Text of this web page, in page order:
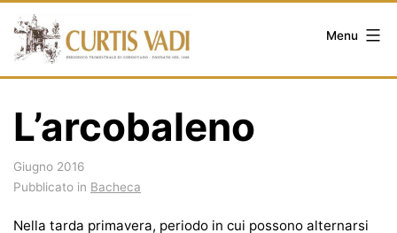
Salta
contenuto
Menu
L’arcobaleno
Giugno 2016
Pubblicato in Bacheca
Nella tarda primavera, periodo in cui possono alternarsi